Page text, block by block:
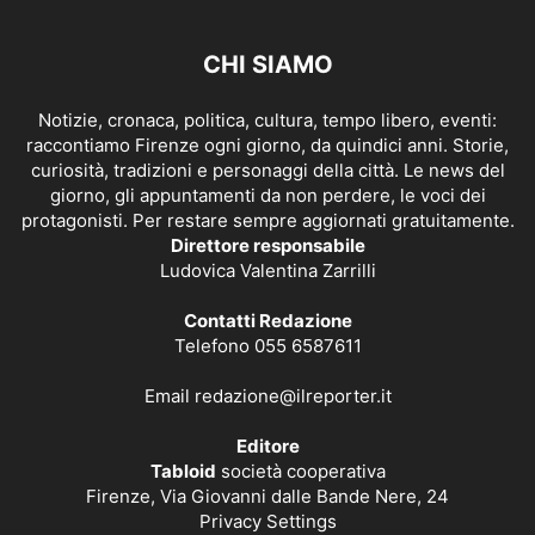
CHI SIAMO
Notizie, cronaca, politica, cultura, tempo libero, eventi:
raccontiamo Firenze ogni giorno, da quindici anni. Storie,
curiosità, tradizioni e personaggi della città. Le news del
giorno, gli appuntamenti da non perdere, le voci dei
protagonisti. Per restare sempre aggiornati gratuitamente.
Direttore responsabile
Ludovica Valentina Zarrilli
Contatti Redazione
Telefono 055 6587611
Email redazione@ilreporter.it
Editore
Tabloid società cooperativa
Firenze, Via Giovanni dalle Bande Nere, 24
Privacy Settings